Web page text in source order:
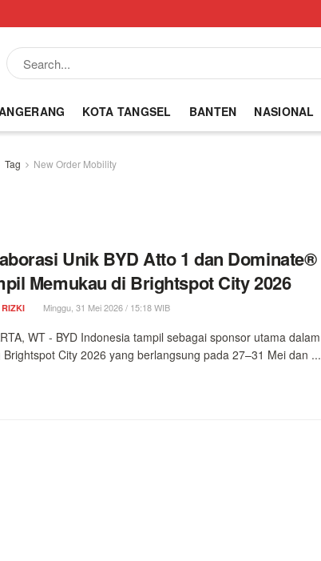
KOTA TANGSEL BANTEN NASIONAL
Tag New Order Mobility
Unik BYD Atto 1 dan Dominate®
Memukau di Brightspot City 2026
RIZKI Minggu, 31 Mei 2026 / 15:18 WIB
WT - BYD Indonesia tampil sebagai sponsor utama dalam
Brightspot City 2026 yang berlangsung pada 27–31 Mei dan ...